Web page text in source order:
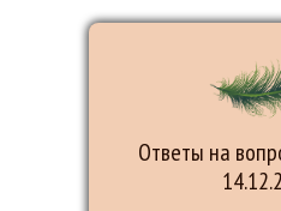
Ответы на